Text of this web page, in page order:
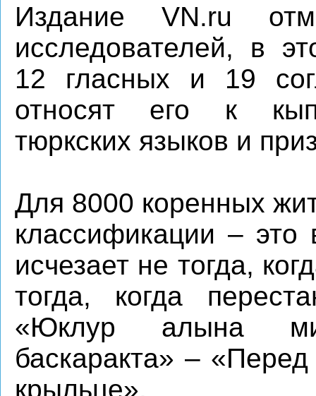
Издание VN.ru
исследователей, в
12 гласных и 19
относят его к
тюркских языков и
Для 8000 коренных
классификации – это
исчезает не тогда,
тогда, когда
«Юклур алына
баскаракта» –
крыльце»,